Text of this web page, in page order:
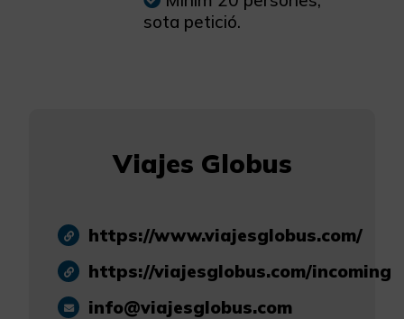
sota petició.
Viajes Globus
https://www.viajesglobus.com/
https://viajesglobus.com/incoming
info@viajesglobus.com